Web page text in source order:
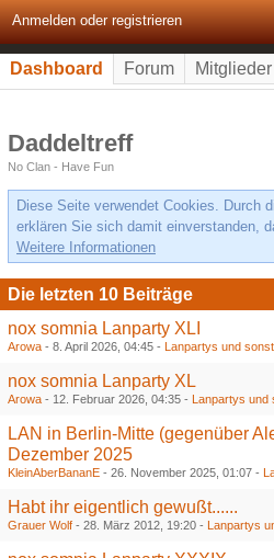
Anmelden oder registrieren
Dashboard Forum Mitglieder
Daddeltreff
No Clan - Have Fun
Diese Seite verwendet Cookies. Durch
erklären Sie sich damit einverstanden,
Weitere Informationen
Die letzten 10 Beiträge
nox somnia Lanparty XLI
Arowa - 8. April 2026, 04:45 - Lanpartys und
nox somnia Lanparty XL
Arowa - 12. Februar 2026, 04:35 - Lanpartys und
LAN in Berlin-Mitte (gegenüber
Dezember 2025
KleinAberBananE - 26. November 2025, 01:07 -
Habt ihr eigentlich gewußt......
Grauer Wolf - 28. März 2012, 19:20 - Lanpartys